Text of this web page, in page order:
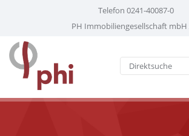
Telefon 0241-40087-0
PH Immobiliengesellschaft mbH